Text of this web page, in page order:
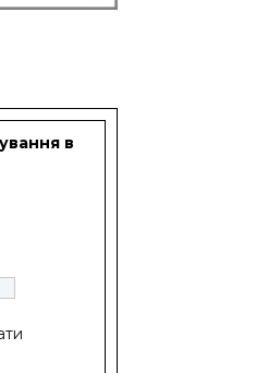
в